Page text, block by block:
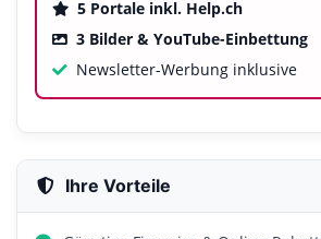
5 Portale inkl. Help.ch
3 Bilder & YouTube-Einbettung
Newsletter-Werbung inklusive
Ihre Vorteile